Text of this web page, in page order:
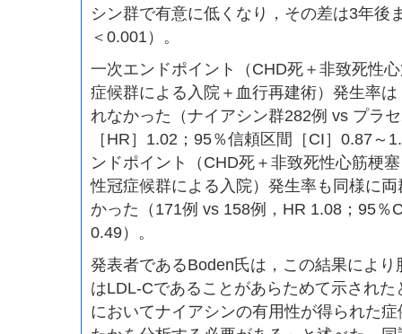
シン群で有意に低くなり，その差は3年後
＜0.001）。
一次エンドポイント（CHD死＋非致死性
症候群による入院＋血行再建術）発生率
れなかった（ナイアシン群282例 vs プラ
［HR］1.02；95％信頼区間［CI］0.87～
ンドポイント（CHD死＋非致死性心筋梗
性冠症候群による入院）発生率も同様に
かった（171例 vs 158例，HR 1.08；95％
0.49）。
発表者であるBoden氏は，この結果によ
はLDL-Cであることがあらためて示され
においてナイアシンの有用性が得られた